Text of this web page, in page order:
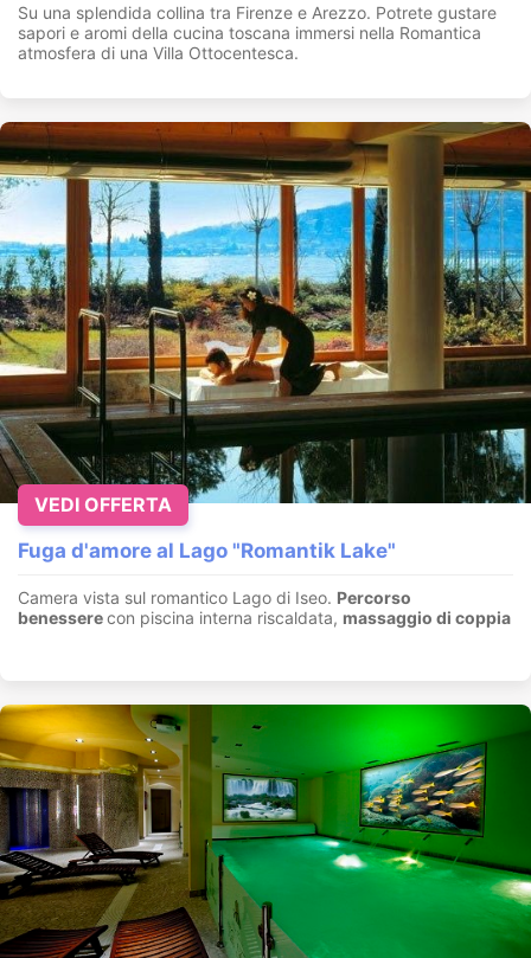
Su una splendida collina tra Firenze e Arezzo. Potrete gustare
sapori e aromi della cucina toscana immersi nella Romantica
atmosfera di una Villa Ottocentesca.
Fuga d'amore al Lago "Romantik Lake"
Camera vista sul romantico Lago di Iseo. Percorso
benesserecon piscina interna riscaldata, massaggio di coppia
VEDI OFFERTA